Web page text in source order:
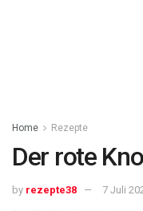
Home Rezepte
Der rote
by rezepte38 7 Juli